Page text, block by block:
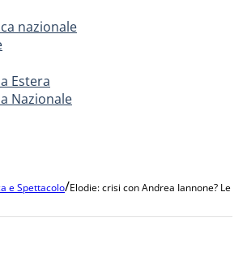
nazionale
Estera
Nazionale
e Spettacolo/Elodie: crisi con Andrea Iannone? Le